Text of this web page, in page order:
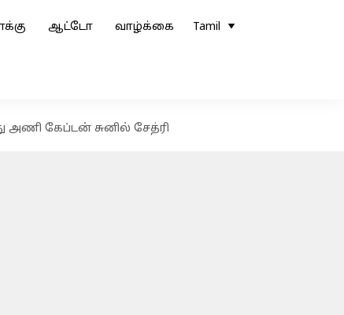
ஆட்டோ வாழ்க்கை Tamil
அணி கேப்டன் சுனில் சேத்ரி